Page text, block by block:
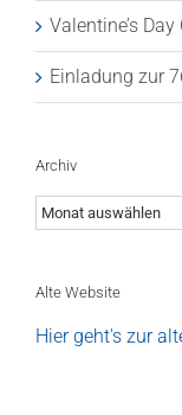
Valentine’s
Einladung zur
Archiv
Archiv
Alte Website
Hier geht's zur